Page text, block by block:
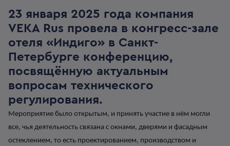
23 января 2025 года компания
VEKA Rus провела в конгресс-зале
отеля «Индиго» в Санкт-
Петербурге конференцию,
посвящённую актуальным
вопросам технического
регулирования.
Мероприятие было открытым, и принять участие в нём могли
все, чья деятельность связана с окнами, дверями и фасадным
остеклением, то есть проектированием, производством и